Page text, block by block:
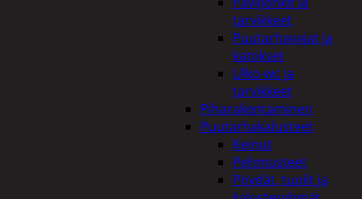
tarvikkeet
Puutarhavajat ja
katokset
Ulko-wc ja
tarvikkeet
Piharakentaminen
Puutarhakalusteet
Keinut
Pehmusteet
Pöydät, tuolit ja